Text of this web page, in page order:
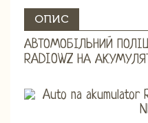
ОПИС
АВТОМОБІЛЬНИЙ
RADIOWZ НА